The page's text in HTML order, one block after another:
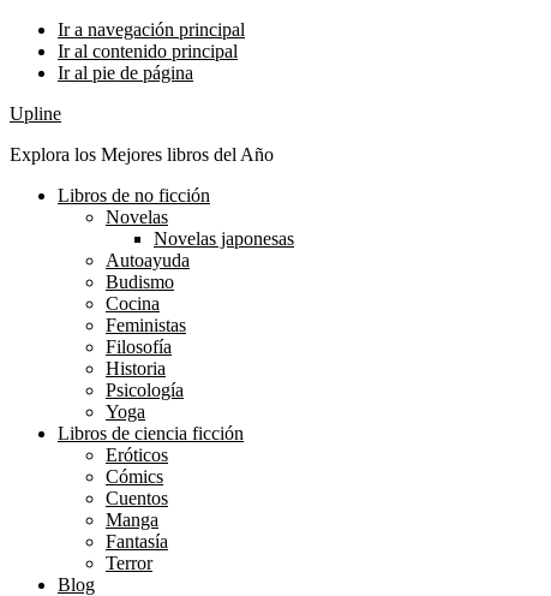
Ir a navegación principal
Ir al contenido principal
Ir al pie de página
Upline
Explora los Mejores libros del Año
Libros de no ficción
Novelas
Novelas japonesas
Autoayuda
Budismo
Cocina
Feministas
Filosofía
Historia
Psicología
Yoga
Libros de ciencia ficción
Eróticos
Cómics
Cuentos
Manga
Fantasía
Terror
Blog